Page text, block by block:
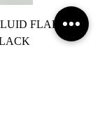
FLARE 【